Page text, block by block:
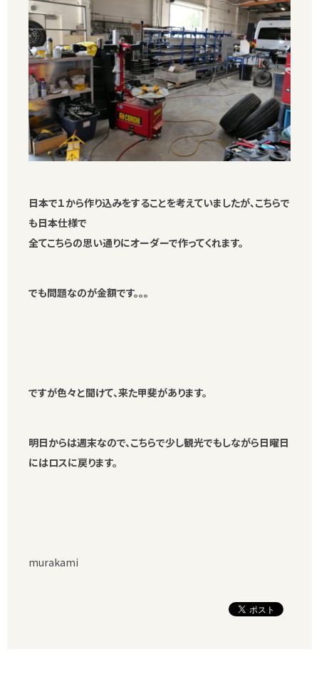
日本で１から作り込みをすることを考えていましたが、こちらで
も日本仕様で
全てこちらの思い通りにオーダーで作ってくれます。
でも問題なのが金額です。。。
ですが色々と聞けて、来た甲斐があります。
明日からは週末なので、こちらで少し観光でもしながら日曜日
にはロスに戻ります。
murakami